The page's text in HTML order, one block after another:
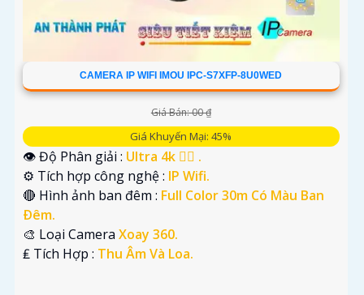
CAMERA IP WIFI IMOU IPC-S7XFP-8U0WED
Giá Bán: 00 ₫
Giá Khuyến Mại: 45%
👁 Độ Phân giải : Ultra 4k 👍🏾 .
⚙ Tích hợp công nghệ : IP Wifi.
🔴 Hình ảnh ban đêm : Full Color 30m Có Màu Ban
Ðêm.
🎨 Loại Camera Xoay 360.
️₤ Tích Hợp : Thu Âm Và Loa.